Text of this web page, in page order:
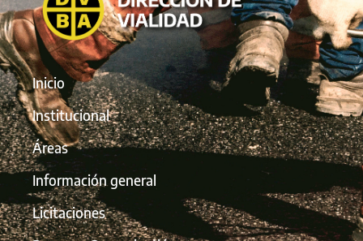
Inicio
Institucional
Áreas
Información general
Licitaciones